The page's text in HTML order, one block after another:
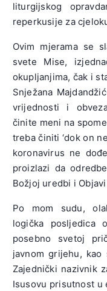
liturgijskog
reperkusije za
Ovim mjerama se
svete Mise,
okupljanjima, čak i
Snježana
vrijednosti i
činite meni na
treba činiti ‘dok on
koronavirus ne
proizlazi da
Božjoj uredbi i
Po mom sudu,
logička posljedica
posebno svetoj
javnom grijehu,
Zajednički nazivnik
Isusovu prisutnost u